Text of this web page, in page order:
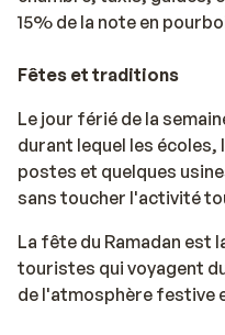
15% de la note en
Fêtes et traditions
Le jour férié de la
durant lequel les écoles,
postes et quelques
sans toucher l'activité
La fête du Ramadan est
touristes qui voyagent
de l'atmosphère festive